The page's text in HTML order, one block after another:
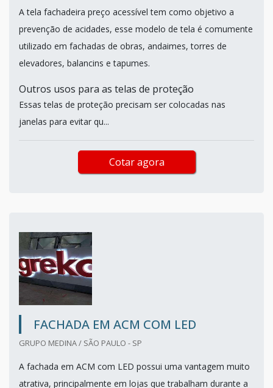
A tela fachadeira preço acessível tem como objetivo a
prevenção de acidades, esse modelo de tela é comumente
utilizado em fachadas de obras, andaimes, torres de
elevadores, balancins e tapumes.
Outros usos para as telas de proteção
Essas telas de proteção precisam ser colocadas nas
janelas para evitar qu...
Cotar agora
FACHADA EM ACM COM LED
GRUPO MEDINA / SÃO PAULO - SP
A fachada em ACM com LED possui uma vantagem muito
atrativa, principalmente em lojas que trabalham durante a